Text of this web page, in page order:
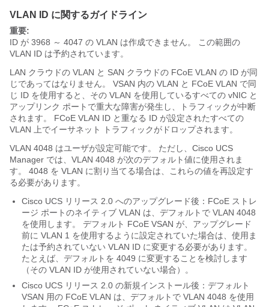
VLAN ID に関するガイドライン
重要:
ID が 3968 ～ 4047 の VLAN は作成できません。 この範囲の
VLAN ID は予約されています。
LAN クラウドの VLAN と SAN クラウドの FCoE VLAN の ID が同
じであってはなりません。 VSAN 内の VLAN と FCoE VLAN で同
じ ID を使用すると、その VLAN を使用しているすべての vNIC と
アップリンク ポートで重大な障害が発生し、トラフィックが中断
されます。 FCoE VLAN ID と重なる ID が設定されたすべての
VLAN 上でイーサネット トラフィックがドロップされます。
VLAN 4048 はユーザが設定可能です。 ただし、 Cisco UCS
Manager では、VLAN 4048 が次のデフォルト値に使用されま
す。 4048 を VLAN に割り当てる場合は、これらの値を再設定す
る必要があります。
Cisco UCS リリース 2.0 へのアップグレード後：FCoE ストレ
ージ ポートのネイティブ VLAN は、デフォルトで VLAN 4048
を使用します。 デフォルト FCoE VSAN が、アップグレード
前に VLAN 1 を使用するように設定されていた場合は、使用ま
たは予約されていない VLAN ID に変更する必要があります。
たとえば、デフォルトを 4049 に変更することを検討します
（その VLAN ID が使用されていない場合）。
Cisco UCS リリース 2.0 の新規インストール後：デフォルト
VSAN 用の FCoE VLAN は、デフォルトで VLAN 4048 を使用